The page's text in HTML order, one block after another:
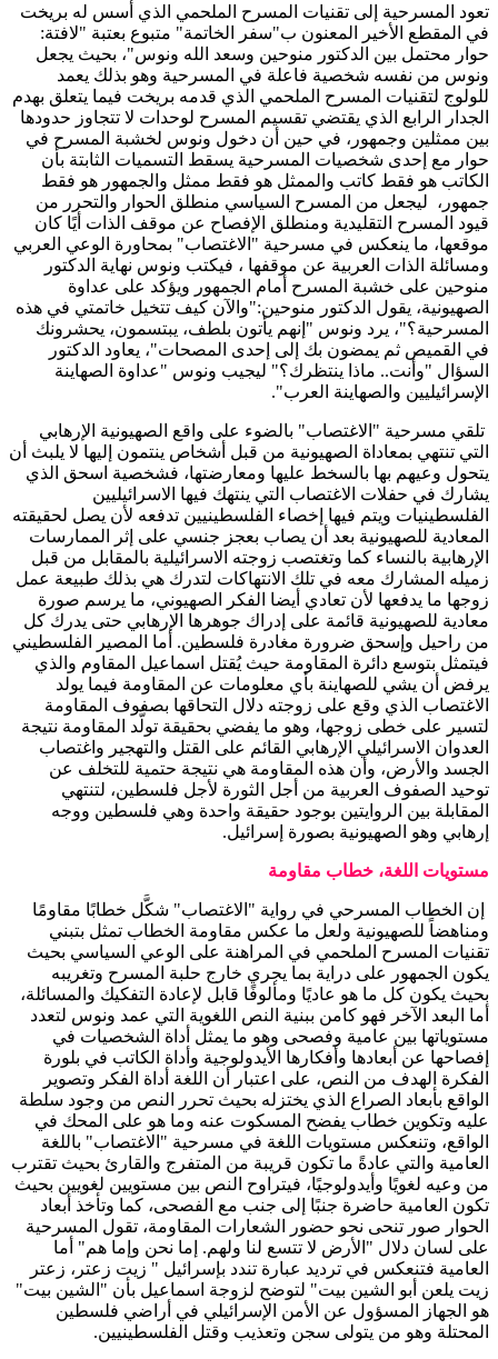
تعود المسرحية إلى تقنيات المسرح الملحمي الذي أسس له بريخت
في المقطع الأخير المعنون ب"سفر الخاتمة" متبوع بعتبة "لافتة:
حوار محتمل بين الدكتور منوحين وسعد الله ونوس"، بحيث يجعل
ونوس من نفسه شخصية فاعلة في المسرحية وهو بذلك يعمد
للولوج لتقنيات المسرح الملحمي الذي قدمه بريخت فيما يتعلق بهدم
الجدار الرابع الذي يقتضي تقسيم المسرح لوحدات لا تتجاوز حدودها
بين ممثلين وجمهور، في حين أن دخول ونوس لخشبة المسرح في
حوار مع إحدى شخصيات المسرحية يسقط التسميات الثابتة بأن
الكاتب هو فقط كاتب والممثل هو فقط ممثل والجمهور هو فقط
جمهور، ليجعل من المسرح السياسي منطلق الحوار والتحرر من
قيود المسرح التقليدية ومنطلق الإفصاح عن موقف الذات أيًا كان
موقعها، ما ينعكس في مسرحية "الاغتصاب" بمحاورة الوعي العربي
ومسائلة الذات العربية عن موقفها ، فيكتب ونوس نهاية الدكتور
منوحين على خشبة المسرح أمام الجمهور ويؤكد على عداوة
الصهيونية، يقول الدكتور منوحين:"والآن كيف تتخيل خاتمتي في هذه
المسرحية؟"، يرد ونوس "إنهم يأتون بلطف، يبتسمون، يحشرونك
في القميص ثم يمضون بك إلى إحدى المصحات"، يعاود الدكتور
السؤال "وأنت.. ماذا ينتظرك؟" ليجيب ونوس "عداوة الصهاينة
الإسرائيليين والصهاينة العرب".
تلقي مسرحية "الاغتصاب" بالضوء على واقع الصهيونية الإرهابي
التي تنتهي بمعاداة الصهيونية من قبل أشخاص ينتمون إليها لا يلبث أن
يتحول وعيهم بها بالسخط عليها ومعارضتها، فشخصية اسحق الذي
يشارك في حفلات الاغتصاب التي ينتهك فيها الاسرائيليين
الفلسطينيات ويتم فيها إخصاء الفلسطينيين تدفعه لأن يصل لحقيقته
المعادية للصهيونية بعد أن يصاب بعجز جنسي على إثر الممارسات
الإرهابية بالنساء كما وتغتصب زوجته الاسرائيلية بالمقابل من قبل
زميله المشارك معه في تلك الانتهاكات لتدرك هي بذلك طبيعة عمل
زوجها ما يدفعها لأن تعادي أيضا الفكر الصهيوني، ما يرسم صورة
معادية للصهيونية قائمة على إدراك جوهرها الإرهابي حتى يدرك كل
من راحيل وإسحق ضرورة مغادرة فلسطين. أما المصير الفلسطيني
فيتمثل بتوسع دائرة المقاومة حيث يُقتل اسماعيل المقاوم والذي
يرفض أن يشي للصهاينة بأي معلومات عن المقاومة فيما يولد
الاغتصاب الذي وقع على زوجته دلال التحاقها بصفوف المقاومة
لتسير على خطى زوجها، وهو ما يفضي بحقيقة تولُّد المقاومة نتيجة
العدوان الاسرائيلي الإرهابي القائم على القتل والتهجير واغتصاب
الجسد والأرض، وأن هذه المقاومة هي نتيجة حتمية للتخلف عن
توحيد الصفوف العربية من أجل الثورة لأجل فلسطين، لتنتهي
المقابلة بين الروايتين بوجود حقيقة واحدة وهي فلسطين ووجه
إرهابي وهو الصهيونية بصورة إسرائيل.
مستويات اللغة، خطاب مقاومة
إن الخطاب المسرحي في رواية "الاغتصاب" شكَّل خطابًا مقاومًا
ومناهضاً للصهيونية ولعل ما عكس مقاومة الخطاب تمثل بتبني
تقنيات المسرح الملحمي في المراهنة على الوعي السياسي بحيث
يكون الجمهور على دراية بما يجري خارج حلبة المسرح وتغريبه
بحيث يكون كل ما هو عاديًا ومألوفًا قابل لإعادة التفكيك والمسائلة،
أما البعد الآخر فهو كامن ببنية النص اللغوية التي عمد ونوس لتعدد
مستوياتها بين عامية وفصحى وهو ما يمثل أداة الشخصيات في
إفصاحها عن أبعادها وأفكارها الأيدولوجية وأداة الكاتب في بلورة
الفكرة الهدف من النص، على اعتبار أن اللغة أداة الفكر وتصوير
الواقع بأبعاد الصراع الذي يختزله بحيث تحرر النص من وجود سلطة
عليه وتكوين خطاب يفضح المسكوت عنه وما هو على المحك في
الواقع، وتنعكس مستويات اللغة في مسرحية "الاغتصاب" باللغة
العامية والتي عادةً ما تكون قريبة من المتفرج والقارئ بحيث تقترب
من وعيه لغويًا وأيدولوجيًا، فيتراوح النص بين مستويين لغويين بحيث
تكون العامية حاضرة جنبًا إلى جنب مع الفصحى، كما وتأخذ أبعاد
الحوار صور تنحى نحو حضور الشعارات المقاومة، تقول المسرحية
على لسان دلال "الأرض لا تتسع لنا ولهم. إما نحن وإما هم" أما
العامية فتنعكس في ترديد عبارة تندد بإسرائيل " زيت زعتر، زعتر
زيت يلعن أبو الشين بيت" لتوضح لزوجة اسماعيل بأن "الشين بيت"
هو الجهاز المسؤول عن الأمن الإسرائيلي في أراضي فلسطين
المحتلة وهو من يتولى سجن وتعذيب وقتل الفلسطينيين.